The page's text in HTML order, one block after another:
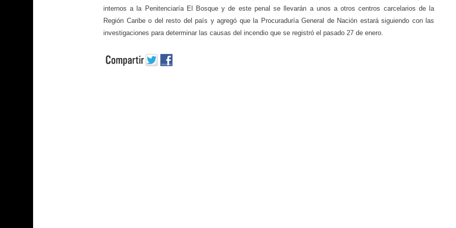
internos a la Penitenciaría El Bosque y de este penal se llevarán a unos a otros centros carcelarios de la
Región Caribe o del resto del país y agregó que la Procuraduría General de Nación estará siguiendo con las
investigaciones para determinar las causas del incendio que se registró el pasado 27 de enero.